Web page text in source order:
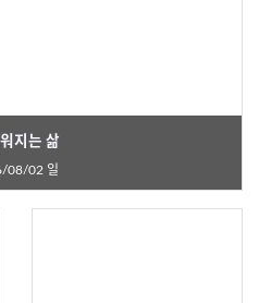
지는 삶
08/02 일